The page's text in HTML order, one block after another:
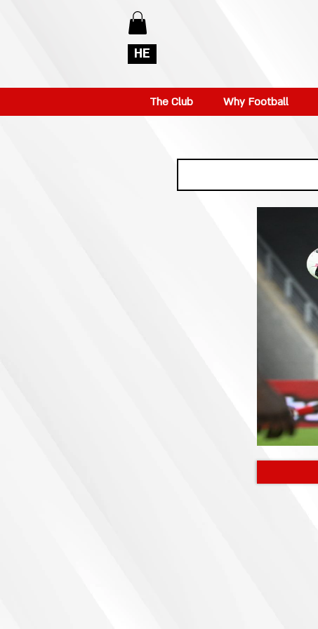
HE
The Club Why Football